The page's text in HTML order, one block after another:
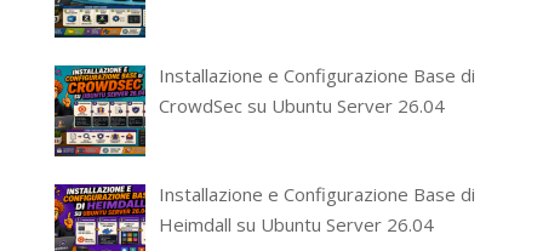
Installazione e Configurazione Base di
CrowdSec su Ubuntu Server 26.04
Installazione e Configurazione Base di
Heimdall su Ubuntu Server 26.04